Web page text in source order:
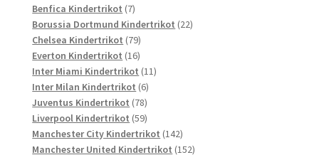
Benfica Kindertrikot 77
Produkte
Borussia Dortmund Kindertrikot 2222
Chelsea Kindertrikot 7979
Produkte
Everton Kindertrikot 1616
Produkte
Inter Miami Kindertrikot 1111
Inter Milan Kindertrikot 66
Produkte
Juventus Kindertrikot 7878
Produkte
Liverpool Kindertrikot 5959
Produkte
Manchester City Kindertrikot 142142
Produkte
Manchester United Kindertrikot 152152